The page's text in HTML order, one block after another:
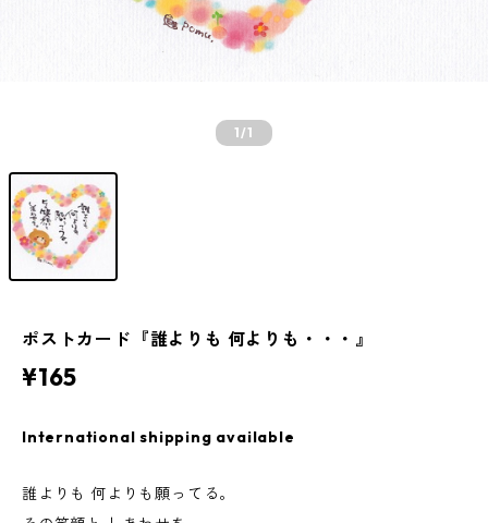
1/1
ポストカード『誰よりも 何よりも・・・』
¥165
International shipping available
誰よりも 何よりも願ってる。